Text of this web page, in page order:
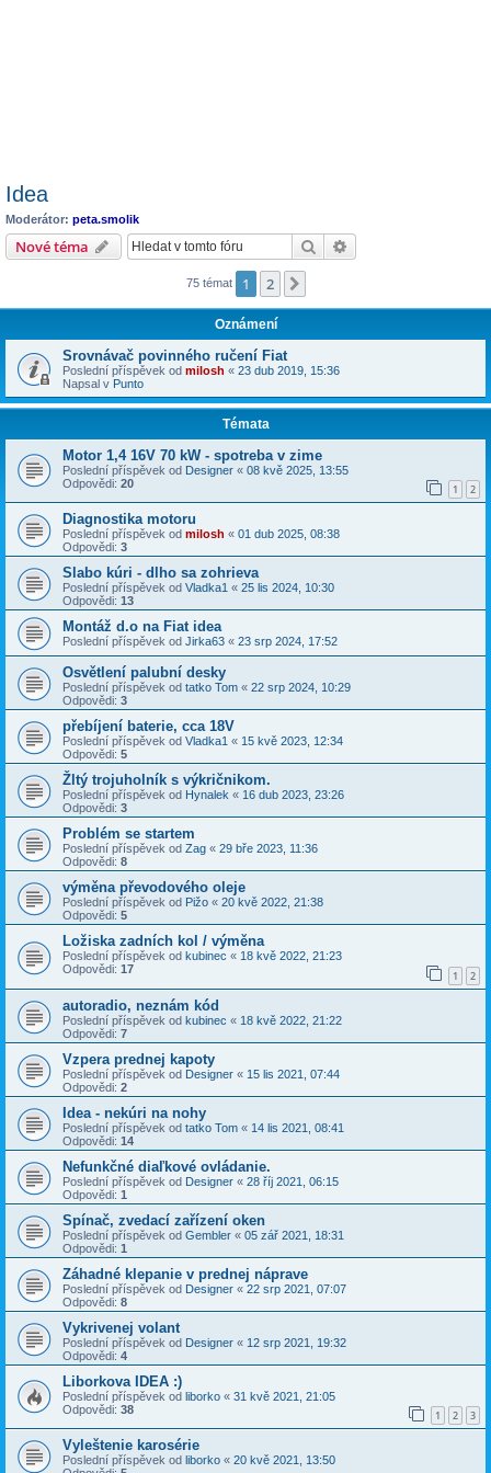
Idea
Moderátor: peta.smolik
Nové téma Hledat
75 témat 1 2
Oznámení
Srovnávač povinného ručení Fiat
Poslední příspěvek od milosh « 23 dub 2019, 15:36
Napsal v Punto
Témata
Motor 1,4 16V 70 kW - spotreba v zime
Poslední příspěvek od Designer « 08 kvě 2025, 13:55
Odpovědi: 20 1 2
Diagnostika motoru
Poslední příspěvek od milosh « 01 dub 2025, 08:38
Odpovědi: 3
Slabo kúri - dlho sa zohrieva
Poslední příspěvek od Vladka1 « 25 lis 2024, 10:30
Odpovědi: 13
Montáž d.o na Fiat idea
Poslední příspěvek od Jirka63 « 23 srp 2024, 17:52
Osvětlení palubní desky
Poslední příspěvek od tatko Tom « 22 srp 2024, 10:29
Odpovědi: 3
přebíjení baterie, cca 18V
Poslední příspěvek od Vladka1 « 15 kvě 2023, 12:34
Odpovědi: 5
Žltý trojuholník s výkričnikom.
Poslední příspěvek od Hynalek « 16 dub 2023, 23:26
Odpovědi: 3
Problém se startem
Poslední příspěvek od Zag « 29 bře 2023, 11:36
Odpovědi: 8
výměna převodového oleje
Poslední příspěvek od Pižo « 20 kvě 2022, 21:38
Odpovědi: 5
Ložiska zadních kol / výměna
Poslední příspěvek od kubinec « 18 kvě 2022, 21:23
Odpovědi: 17 1 2
autoradio, neznám kód
Poslední příspěvek od kubinec « 18 kvě 2022, 21:22
Odpovědi: 7
Vzpera prednej kapoty
Poslední příspěvek od Designer « 15 lis 2021, 07:44
Odpovědi: 2
Idea - nekúri na nohy
Poslední příspěvek od tatko Tom « 14 lis 2021, 08:41
Odpovědi: 14
Nefunkčné diaľkové ovládanie.
Poslední příspěvek od Designer « 28 říj 2021, 06:15
Odpovědi: 1
Spínač, zvedací zařízení oken
Poslední příspěvek od Gembler « 05 zář 2021, 18:31
Odpovědi: 1
Záhadné klepanie v prednej náprave
Poslední příspěvek od Designer « 22 srp 2021, 07:07
Odpovědi: 8
Vykrivenej volant
Poslední příspěvek od Designer « 12 srp 2021, 19:32
Odpovědi: 4
Liborkova IDEA :)
Poslední příspěvek od liborko « 31 kvě 2021, 21:05
Odpovědi: 38 1 2 3
Vyleštenie karosérie
Poslední příspěvek od liborko « 20 kvě 2021, 13:50